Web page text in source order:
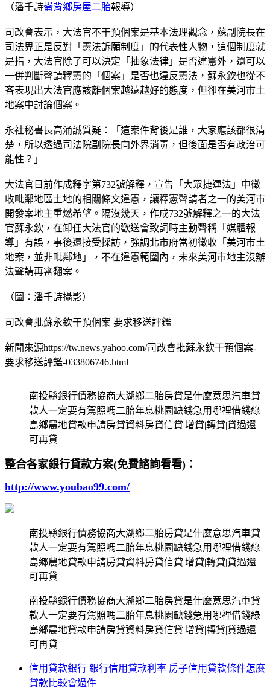
（潘千詩崙背鄉房屋二胎報導）
司改會表示，大法官不干預個案是基本法理觀念，蘇副院長在
司法界正是反對「憲法訴願制度」的代表性人物，這個制度就
是指，大法官除了可以決定「抽象法律」是否違憲外，還可以
一併判斷聲請釋憲的「個案」是否也違反憲法，蘇永欽也從不
吝表現出大法官應該離個案越遠越好的態度，但卻在美河市土
地案中討論個案。
永社秘書長高涌誠質疑：「這案件背後是誰，大家應該都很清
楚，所以透過司法院副院長向外界消毒，但後面是否有政治可
能性？」
大法官日前作成釋字第732號解釋，宣告「大眾捷運法」中徵
收毗鄰地區土地的相關條文違憲，讓釋憲聲請者之一的美河市
開發案地主重燃希望。隔沒幾天，作成732號解釋之一的大法
官蘇永欽，在卸任大法官的歡送會致詞時主動聲稱「媒體報
導」有誤，事後還接受採訪，強調北市府當初徵收「美河市土
地案，並非毗鄰地」，不在違憲範圍內，未來美河市地主沒辦
法聲請再審翻案。
（圖：潘千詩攝影）
司改會批蘇永欽干預個案 要求移送評鑑
新聞來源https://tw.news.yahoo.com/司改會批蘇永欽干預個案-
要求移送評鑑-033806746.html
南投縣銀行債務協商大湖鄉二胎房貸是什麼意思汽車貸
款人一定要有駕照嗎二胎年息桃園缺錢急用哪裡借錢綠
島鄉農地貸款申請房貸資料房貸信貸|增貸|轉貸|貸過還
可再貸
整合各家銀行貸款方案(免費諮詢看看)：
http://www.youbao99.com/
南投縣銀行債務協商大湖鄉二胎房貸是什麼意思汽車貸
款人一定要有駕照嗎二胎年息桃園缺錢急用哪裡借錢綠
島鄉農地貸款申請房貸資料房貸信貸|增貸|轉貸|貸過還
可再貸
南投縣銀行債務協商大湖鄉二胎房貸是什麼意思汽車貸
款人一定要有駕照嗎二胎年息桃園缺錢急用哪裡借錢綠
島鄉農地貸款申請房貸資料房貸信貸|增貸|轉貸|貸過還
可再貸
信用貸款銀行 銀行信用貸款利率 房子信用貸款條件怎麼
貸款比較會過件